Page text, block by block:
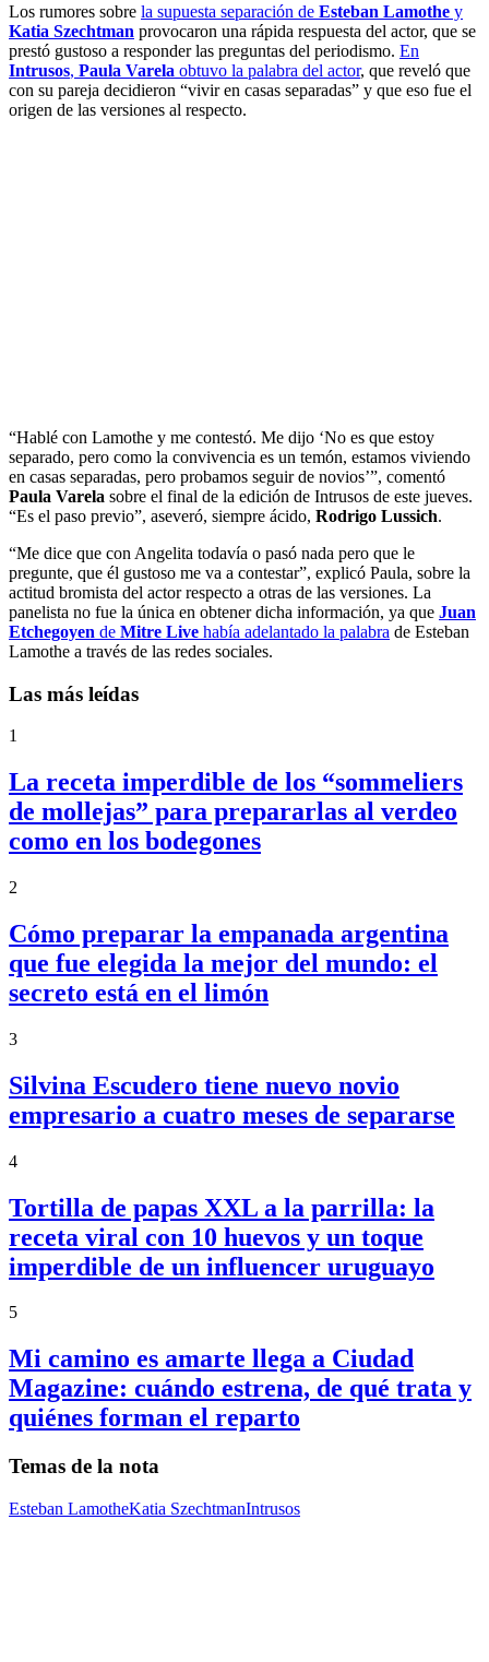
Los rumores sobre la supuesta separación de Esteban Lamothe y
Katia Szechtman provocaron una rápida respuesta del actor, que se
prestó gustoso a responder las preguntas del periodismo. En
Intrusos, Paula Varela obtuvo la palabra del actor, que reveló que
con su pareja decidieron “vivir en casas separadas” y que eso fue el
origen de las versiones al respecto.
“Hablé con Lamothe y me contestó. Me dijo ‘No es que estoy
separado, pero como la convivencia es un temón, estamos viviendo
en casas separadas, pero probamos seguir de novios’”, comentó
Paula Varela sobre el final de la edición de Intrusos de este jueves.
“Es el paso previo”, aseveró, siempre ácido, Rodrigo Lussich.
“Me dice que con Angelita todavía o pasó nada pero que le
pregunte, que él gustoso me va a contestar”, explicó Paula, sobre la
actitud bromista del actor respecto a otras de las versiones. La
panelista no fue la única en obtener dicha información, ya que Juan
Etchegoyen de Mitre Live había adelantado la palabra de Esteban
Lamothe a través de las redes sociales.
Las más leídas
1
La receta imperdible de los “sommeliers
de mollejas” para prepararlas al verdeo
como en los bodegones
2
Cómo preparar la empanada argentina
que fue elegida la mejor del mundo: el
secreto está en el limón
3
Silvina Escudero tiene nuevo novio
empresario a cuatro meses de separarse
4
Tortilla de papas XXL a la parrilla: la
receta viral con 10 huevos y un toque
imperdible de un influencer uruguayo
5
Mi camino es amarte llega a Ciudad
Magazine: cuándo estrena, de qué trata y
quiénes forman el reparto
Temas de la nota
Esteban LamotheKatia SzechtmanIntrusos